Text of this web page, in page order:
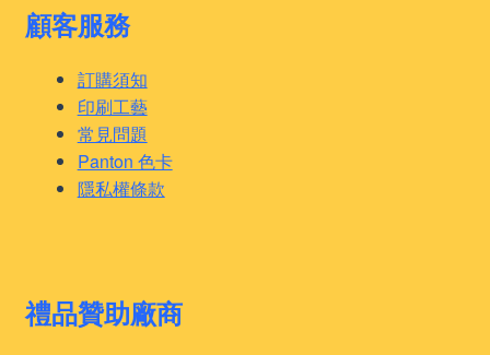
顧客服務
訂購須知
印刷工藝
常見問題
Panton 色卡
隱私權條款
禮品贊助廠商